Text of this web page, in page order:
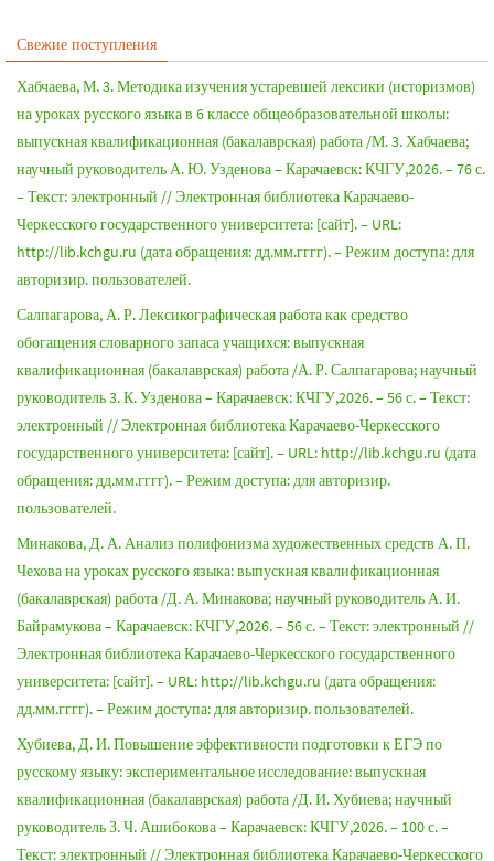
Свежие поступления
Хабчаева, М. 3. Методика изучения устаревшей лексики (историзмов)
на уроках русского языка в 6 классе общеобразовательной школы:
выпускная квалификационная (бакалаврская) работа /М. 3. Хабчаева;
научный руководитель А. Ю. Узденова – Карачаевск: КЧГУ,2026. – 76 с.
– Текст: электронный // Электронная библиотека Карачаево-
Черкесского государственного университета: [сайт]. – URL:
http://lib.kchgu.ru (дата обращения: дд.мм.гггг). – Режим доступа: для
авторизир. пользователей.
Салпагарова, А. Р. Лексикографическая работа как средство
обогащения словарного запаса учащихся: выпускная
квалификационная (бакалаврская) работа /А. Р. Салпагарова; научный
руководитель 3. К. Узденова – Карачаевск: КЧГУ,2026. – 56 с. – Текст:
электронный // Электронная библиотека Карачаево-Черкесского
государственного университета: [сайт]. – URL: http://lib.kchgu.ru (дата
обращения: дд.мм.гггг). – Режим доступа: для авторизир.
пользователей.
Минакова, Д. А. Анализ полифонизма художественных средств А. П.
Чехова на уроках русского языка: выпускная квалификационная
(бакалаврская) работа /Д. А. Минакова; научный руководитель А. И.
Байрамукова – Карачаевск: КЧГУ,2026. – 56 с. – Текст: электронный //
Электронная библиотека Карачаево-Черкесского государственного
университета: [сайт]. – URL: http://lib.kchgu.ru (дата обращения:
дд.мм.гггг). – Режим доступа: для авторизир. пользователей.
Хубиева, Д. И. Повышение эффективности подготовки к ЕГЭ по
русскому языку: экспериментальное исследование: выпускная
квалификационная (бакалаврская) работа /Д. И. Хубиева; научный
руководитель З. Ч. Ашибокова – Карачаевск: КЧГУ,2026. – 100 с. –
Текст: электронный // Электронная библиотека Карачаево-Черкесского